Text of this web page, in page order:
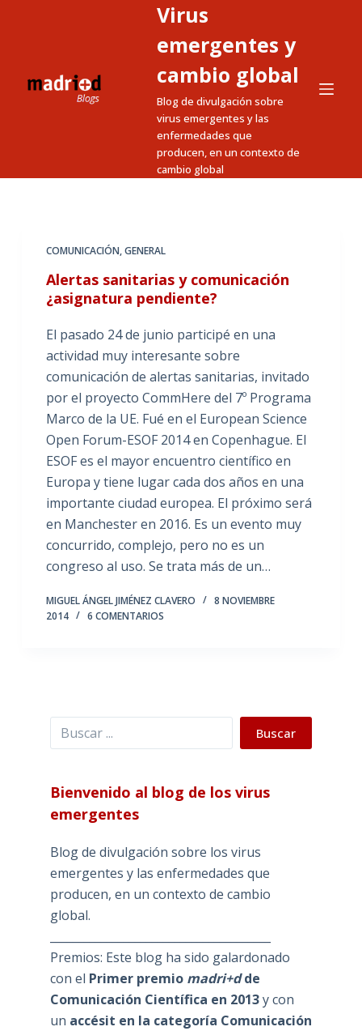
Virus
emergentes y
cambio global
Blog de divulgación sobre
virus emergentes y las
enfermedades que
producen, en un contexto de
cambio global
COMUNICACIÓN,GENERAL
Alertas sanitarias y comunicación
¿asignatura pendiente?
El pasado 24 de junio participé en una
actividad muy interesante sobre
comunicación de alertas sanitarias, invitado
por el proyecto CommHere del 7º Programa
Marco de la UE. Fué en el European Science
Open Forum-ESOF 2014 en Copenhague. El
ESOF es el mayor encuentro científico en
Europa y tiene lugar cada dos años en una
importante ciudad europea. El próximo será
en Manchester en 2016. Es un evento muy
concurrido, complejo, pero no es un
congreso al uso. Se trata más de un…
MIGUEL ÁNGEL JIMÉNEZ CLAVERO
8 NOVIEMBRE
2014
6 COMENTARIOS
Buscar Buscar
Bienvenido al blog de los virus
emergentes
Blog de divulgación sobre los virus
emergentes y las enfermedades que
producen, en un contexto de cambio
global.
Premios: Este blog ha sido galardonado
con el Primer premio madri+dde
Comunicación Científica en 2013y con
un accésit en la categoría Comunicación